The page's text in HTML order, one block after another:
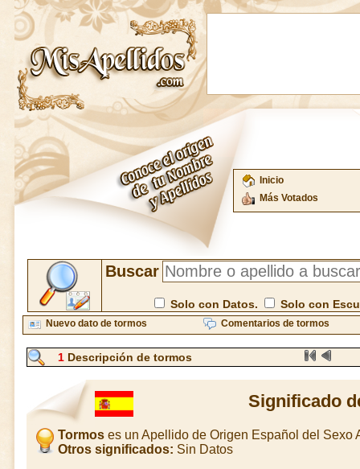
Inicio
Más Votados
Buscar
Solo con Datos. Solo con
Nuevo dato de tormos Comentarios de tormos
1 Descripción de tormos
Significado
Tormoses un Apellido de Origen Español del Sexo
Otros significados: Sin Datos